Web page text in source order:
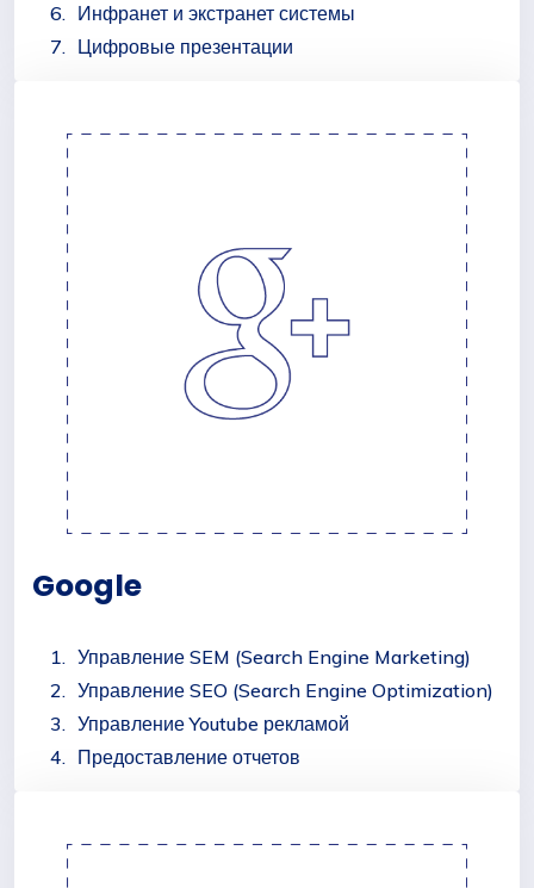
Инфранет и экстранет системы
Цифровые презентации
Google
Управление SEM (Search Engine Marketing)
Управление SEO (Search Engine Optimization)
Управление Youtube рекламой
Предоставление отчетов